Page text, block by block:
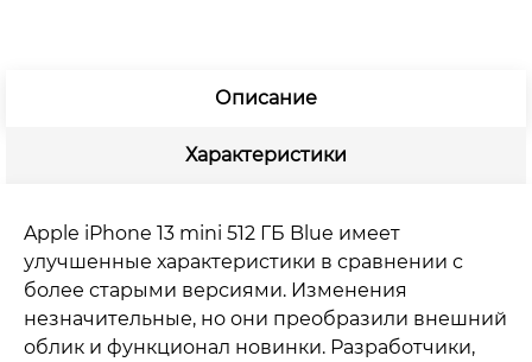
Описание
Характеристики
Apple iPhone 13 mini 512 ГБ Blue имеет
улучшенные характеристики в сравнении с
более старыми версиями. Изменения
незначительные, но они преобразили внешний
облик и функционал новинки. Разработчики,